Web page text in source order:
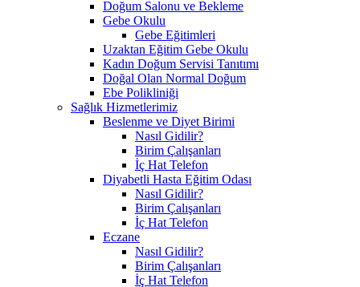
Doğum Salonu ve Bekleme
Gebe Okulu
Gebe Eğitimleri
Uzaktan Eğitim Gebe Okulu
Kadın Doğum Servisi Tanıtımı
Doğal Olan Normal Doğum
Ebe Polikliniği
Sağlık Hizmetlerimiz
Beslenme ve Diyet Birimi
Nasıl Gidilir?
Birim Çalışanları
İç Hat Telefon
Diyabetli Hasta Eğitim Odası
Nasıl Gidilir?
Birim Çalışanları
İç Hat Telefon
Eczane
Nasıl Gidilir?
Birim Çalışanları
İç Hat Telefon